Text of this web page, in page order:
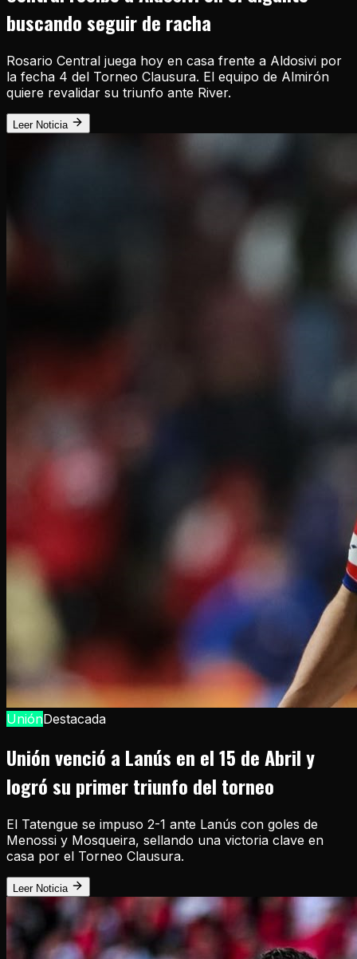
buscando seguir de racha
Rosario Central juega hoy en casa frente a Aldosivi por
la fecha 4 del Torneo Clausura. El equipo de Almirón
quiere revalidar su triunfo ante River.
Leer Noticia
UniónDestacada
Unión venció a Lanús en el 15 de Abril y
logró su primer triunfo del torneo
El Tatengue se impuso 2-1 ante Lanús con goles de
Menossi y Mosqueira, sellando una victoria clave en
casa por el Torneo Clausura.
Leer Noticia